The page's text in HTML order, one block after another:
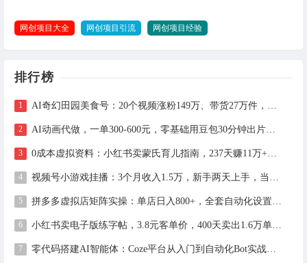
网创项目大全 网创项目引流 网创项目经验
排行榜